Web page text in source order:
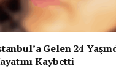
Gelen 24
Kaybetti